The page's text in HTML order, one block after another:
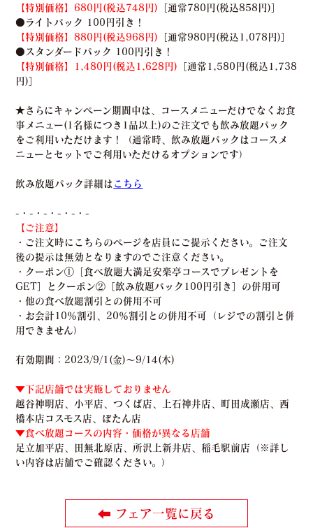
【特別価格】680円(税込748円) ［通常780円(税込858円)］
●ライトパック 100円引き！
【特別価格】880円(税込968円) ［通常980円(税込1,078円)］
●スタンダードパック 100円引き！
【特別価格】1,480円(税込1,628円) ［通常1,580円(税込1,738
円)］
★さらにキャンペーン期間中は、コースメニューだけでなくお食
事メニュー(1名様につき1品以上)のご注文でも飲み放題パック
をご利用いただけます！（通常時、飲み放題パックはコースメ
ニューとセットでご利用いただけるオプションです）
飲み放題パック詳細は こちら
-・-・-・-・-・-
【ご注意】
・ご注文時にこちらのページを店員にご提示ください。ご注文
後の提示は無効となりますのでご注意ください。
・クーポン①［食べ放題大満足安楽亭コースでプレゼントを
GET］とクーポン②［飲み放題パック100円引き］の併用可
・他の食べ放題割引との併用不可
・お会計10％割引、20％割引との併用不可（レジでの割引と併
用できません）
有効期間：2023/9/1(金)～9/14(木)
▼下記店舗では実施しておりません
越谷神明店、小平店、つくば店、上石神井店、町田成瀬店、西
橋本店コスモス店、ぼたん店
▼食べ放題コースの内容・価格が異なる店舗
足立加平店、田無北原店、所沢上新井店、稲毛駅前店（※詳し
い内容は店舗でご確認ください。）
フェア一覧に戻る